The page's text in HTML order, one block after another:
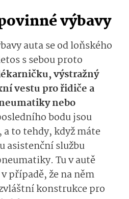
výbavy
auta se od loňského
s sebou proto
výstražný
vestu pro řidiče a
nebo
bodu jsou
to tehdy, když máte
asistenční službu
Tu v autě
případě, že na něm
konstrukce pro